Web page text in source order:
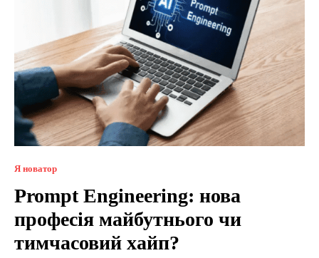
Я новатор
Prompt Engineering: нова
професія майбутнього чи
тимчасовий хайп?